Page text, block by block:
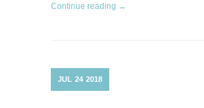
Continue reading →
JUL 24 2018